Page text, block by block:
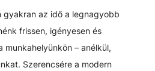
gyakran az idő a legnagyobb
frissen, igényesen és
munkahelyünkön – anélkül,
Szerencsére a modern